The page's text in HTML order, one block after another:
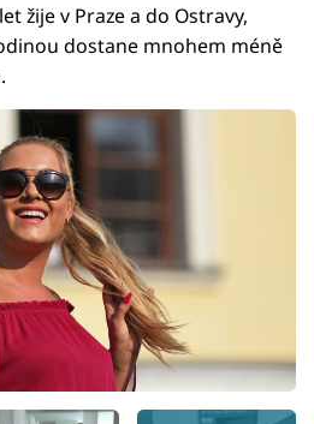
žije v Praze a do Ostravy,
dostane mnohem méně